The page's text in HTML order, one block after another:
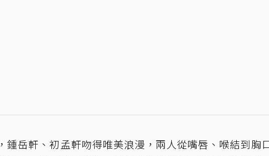
鍾岳軒、初孟軒吻得唯美浪漫，兩人從嘴唇、喉結到胸